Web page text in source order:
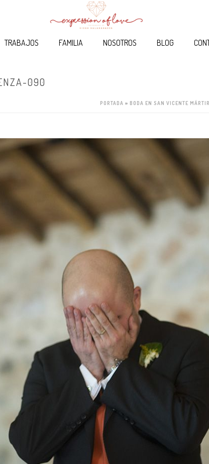
TRABAJOS FAMILIA NOSOTROS BLOG
090
PORTADA » BODA EN SAN VICENTE